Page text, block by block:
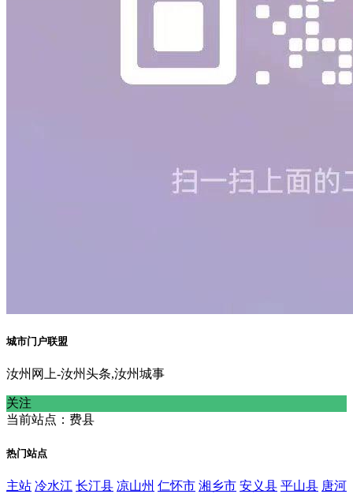
城市门户联盟
汝州网上-汝州头条,汝州城事
关注
当前站点：费县
热门站点
主站 冷水江 长汀县 凉山州 仁怀市 湘乡市 安义县 平山县 唐河